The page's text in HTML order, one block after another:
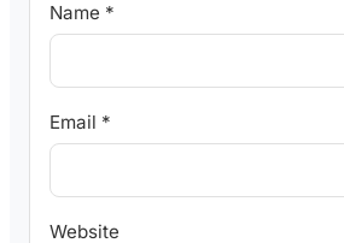
Name *
Email *
Website